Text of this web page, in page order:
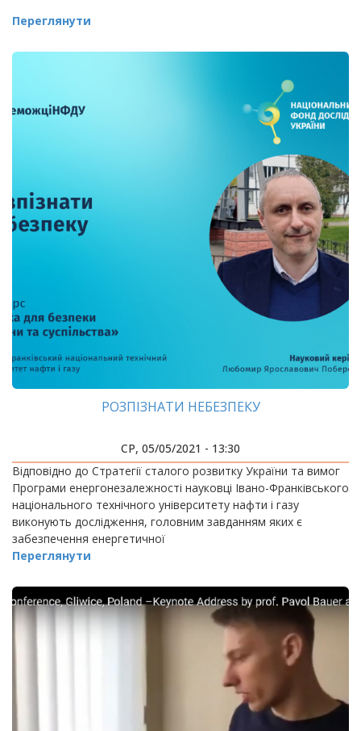
Переглянути
РОЗПІЗНАТИ НЕБЕЗПЕКУ
СР, 05/05/2021 - 13:30
Відповідно до Стратегії сталого розвитку України та вимог
Програми енергонезалежності науковці Івано-Франківського
національного технічного університету нафти і газу
виконують дослідження, головним завданням яких є
забезпечення енергетичної
Переглянути